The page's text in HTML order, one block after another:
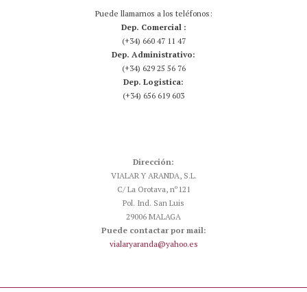
Puede llamarnos a los teléfonos:
Dep. Comercial :
(+34) 660 47 11 47
Dep. Administrativo:
(+34) 629 25 56 76
Dep. Logistica:
(+34) 656 619 603
Dirección:
VIALAR Y ARANDA, S.L.
C/ La Orotava, nº121
Pol. Ind. San Luis
29006 MALAGA
Puede contactar por mail:
vialaryaranda@yahoo.es